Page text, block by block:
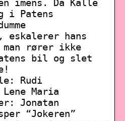
imens. Da Kalle
i Patens
eskalerer hans
rører ikke
bil og slet
Rudi
Maria
Jonatan
“Jokeren”